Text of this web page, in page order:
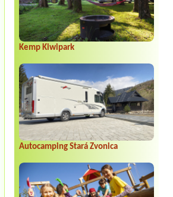
Kemp Kiwipark
Autocamping Stará Zvonica